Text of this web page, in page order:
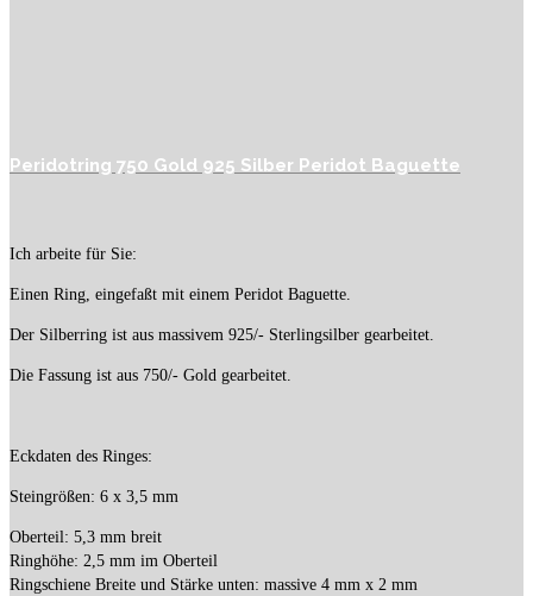
Peridotring 750 Gold 925 Silber Peridot Baguette
Ich arbeite für Sie:
Einen Ring, eingefaßt mit einem Peridot Baguette.
Der Silberring ist aus massivem 925/- Sterlingsilber gearbeitet.
Die Fassung ist aus 750/- Gold gearbeitet.
Eckdaten des Ringes:
Steingrößen: 6 x 3,5 mm
Oberteil: 5,3 mm breit
Ringhöhe: 2,5 mm im Oberteil
Ringschiene Breite und Stärke unten: massive 4 mm x 2 mm